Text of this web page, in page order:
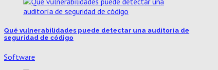
Qué vulnerabilidades puede detectar una auditoría de
seguridad de código
Software